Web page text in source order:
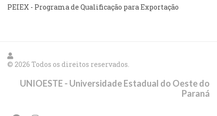
PEIEX - Programa de Qualificação para Exportação
© 2026 Todos os direitos reservados.
UNIOESTE - Universidade Estadual do Oeste do
Paraná